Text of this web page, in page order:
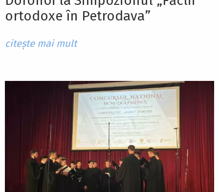
ortodoxe în Petrodava”
citește mai mult